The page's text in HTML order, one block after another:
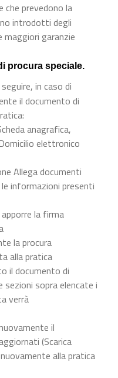
che prevedono la
introdotti degli
garanzie
procura speciale.
in caso di
il documento di
anagrafica,
elettronico
Allega documenti
informazioni presenti
la firma
la procura
alla pratica
il documento di
sezioni sopra elencate i
verrà
il
(Scarica
alla pratica